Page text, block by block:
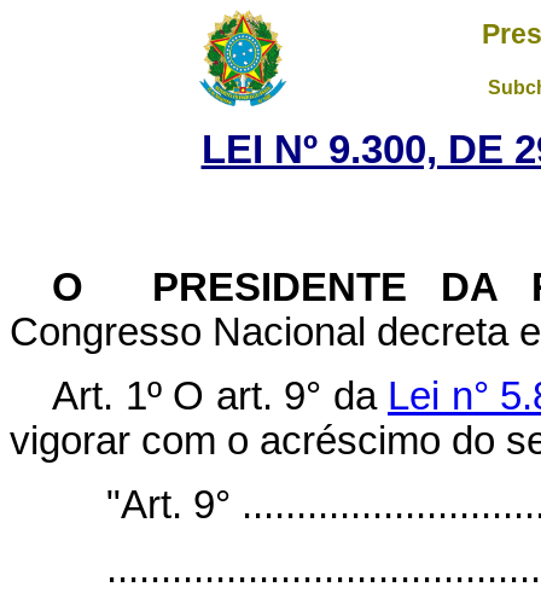
LEI Nº 9.300, DE
O PRESIDENTE DA
Congresso Nacional decreta
Art. 1º O art. 9° da Lei n°
vigorar com o acréscimo do
"Art. 9°